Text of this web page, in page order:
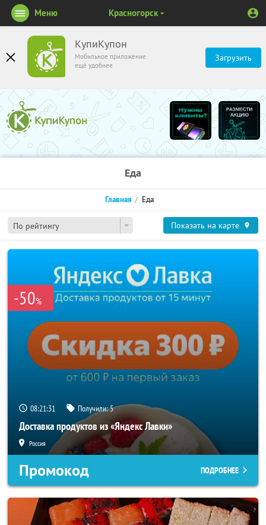
КупиКупон
Мобильное приложение
ещё удобнее
Загрузить
Меню Красногорск
Еда
По рейтингу
Главная Еда
Показать на карте
-50%
08:21:30 Получили:5
Доставка продуктов из «Яндекс Лавки»
Россия
Промокод ПОДРОБНЕЕ